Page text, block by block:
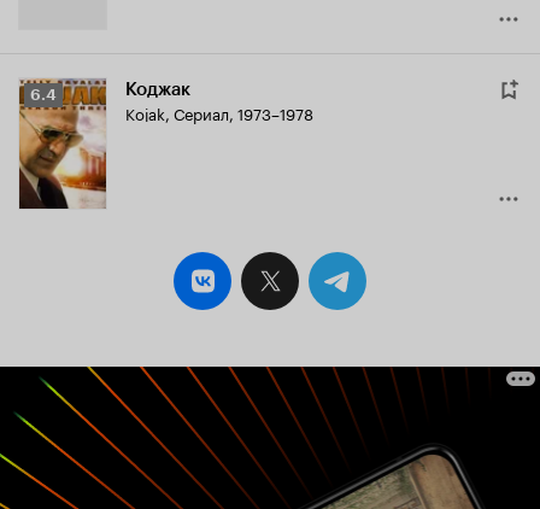
Рейтинг
Кинопоиска
6.4
6.4 Коджак
Kojak, Сериал, 1973–1978